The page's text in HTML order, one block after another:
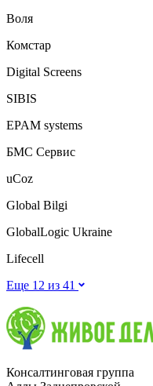
Воля
Комстар
Digital Screens
SIBIS
EPAM systems
БМС Сервис
uCoz
Global Bilgi
GlobalLogic Ukraine
Lifecell
Еще 12 из 41
Консалтинговая группа